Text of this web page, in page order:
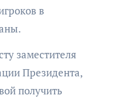
в
заместителя
Президента,
получить